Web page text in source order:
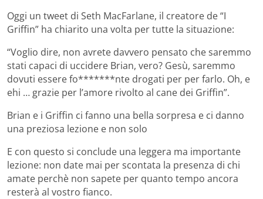
Oggi un tweet di Seth MacFarlane, il creatore de “I
Griffin” ha chiarito una volta per tutte la situazione:
“Voglio dire, non avrete davvero pensato che saremmo
stati capaci di uccidere Brian, vero? Gesù, saremmo
dovuti essere fo*******nte drogati per per farlo. Oh, e
ehi … grazie per l’amore rivolto al cane dei Griffin”.
Brian e i Griffin ci fanno una bella sorpresa e ci danno
una preziosa lezione e non solo
E con questo si conclude una leggera ma importante
lezione: non date mai per scontata la presenza di chi
amate perchè non sapete per quanto tempo ancora
resterà al vostro fianco.